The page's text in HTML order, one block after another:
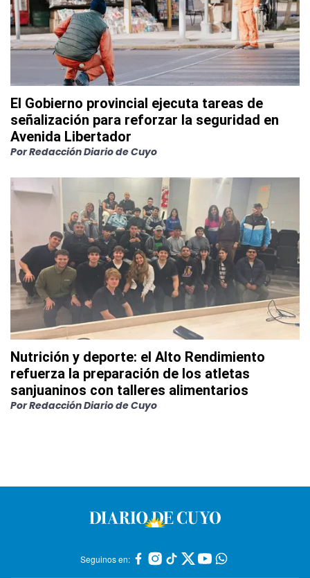
El Gobierno provincial ejecuta tareas de
señalización para reforzar la seguridad en
Avenida Libertador
PorRedacción Diario de Cuyo
Nutrición y deporte: el Alto Rendimiento
refuerza la preparación de los atletas
sanjuaninos con talleres alimentarios
PorRedacción Diario de Cuyo
Seguinos en: